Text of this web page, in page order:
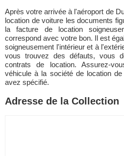
Après votre arrivée à l'aéroport de
location de voiture les documents
la facture de location
correspond avec votre bon. Il est
soigneusement l'intérieur et à
vous trouvez des défauts, vous
contrats de location. Assurez-
véhicule à la société de location
avez spécifié.
Adresse de la Collection